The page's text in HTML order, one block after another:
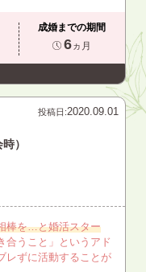
成婚までの期間
6ヵ月
投稿日:2020.09.01
）
棒を…と婚活スター
合うこと」というアド
レずに活動することが